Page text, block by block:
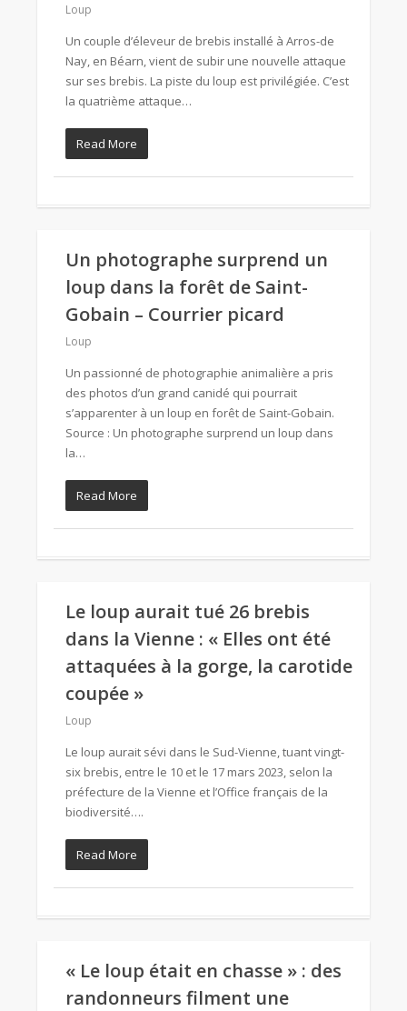
Loup
Un couple d’éleveur de brebis installé à Arros-de
Nay, en Béarn, vient de subir une nouvelle attaque
sur ses brebis. La piste du loup est privilégiée. C’est
la quatrième attaque…
Read More
Un photographe surprend un
loup dans la forêt de Saint-
Gobain – Courrier picard
Loup
Un passionné de photographie animalière a pris
des photos d’un grand canidé qui pourrait
s’apparenter à un loup en forêt de Saint-Gobain.
Source : Un photographe surprend un loup dans
la…
Read More
Le loup aurait tué 26 brebis
dans la Vienne : « Elles ont été
attaquées à la gorge, la carotide
coupée »
Loup
Le loup aurait sévi dans le Sud-Vienne, tuant vingt-
six brebis, entre le 10 et le 17 mars 2023, selon la
préfecture de la Vienne et l’Office français de la
biodiversité….
Read More
« Le loup était en chasse » : des
randonneurs filment une